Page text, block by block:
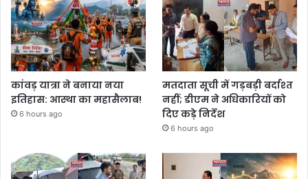
कांवड़ यात्रा ने बनाया नया
इतिहास: आस्था का महासैलाब!
6 hours ago
मतदाता सूची में गड़बड़ी बर्दाश्त
नहीं; डीएम ने अधिकारियों को
दिए कड़े निर्देश
6 hours ago